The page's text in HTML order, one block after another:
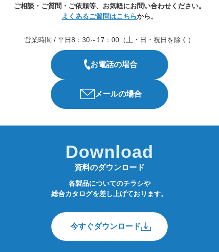
ご相談・ご質問・ご依頼等、お気軽にお問い合わせください。
よくあるご質問はこちらから。
営業時間 / 平日8：30～17：00（土・日・祝日を除く）
お電話の場合
メールの場合
Download
資料のダウンロード
各製品についてのチラシや
総合カタログを差し上げております。
今すぐダウンロード